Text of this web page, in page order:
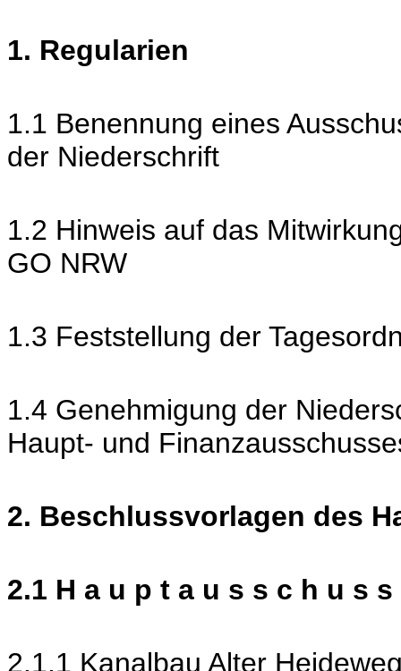
1. Regularien
1.1 Benennung eines
der Niederschrift
1.2 Hinweis auf das
GO NRW
1.3 Feststellung der
1.4 Genehmigung der
Haupt- und
2. Beschlussvorlagen des
2.1 H a u p t a u s s c h u s
2.1.1 Kanalbau Alter